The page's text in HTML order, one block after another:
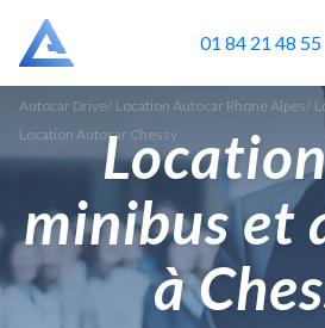
01 84 21 48 55
Autocar Drive/ Location Autocar Rhone Alpes/
Location Autocar Chessy
minibus et
à